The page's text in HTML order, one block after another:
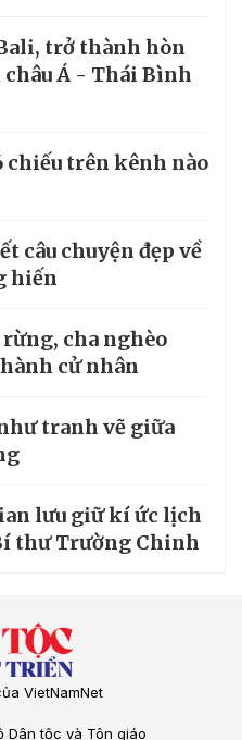
trở thành hòn
châu Á - Thái Bình
chiếu trên kênh nào
câu chuyện đẹp về
hiến
cha nghèo
cử nhân
tranh vẽ giữa
lưu giữ kí ức lịch
thư Trường Chinh
VietNamNet
Dân tộc và Tôn giáo